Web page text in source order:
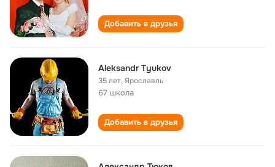
Добавить в друзья
Aleksandr Tyukov
35 лет,Ярославль
67 школа
Добавить в друзья